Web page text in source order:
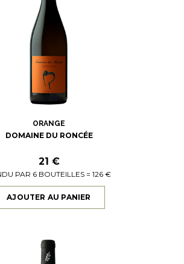
ORANGE
DOMAINE DU RONCÉE
21 €
PAR 6 BOUTEILLES = 126 €
AJOUTER AU PANIER